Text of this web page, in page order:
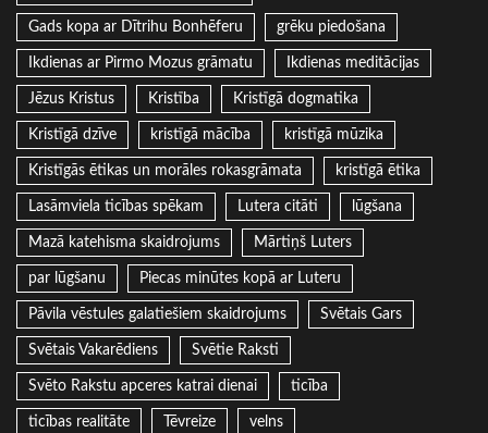
Gads kopa ar Dītrihu Bonhēferu grēku piedošana
Ikdienas ar Pirmo Mozus grāmatu Ikdienas meditācijas
Jēzus Kristus Kristība Kristīgā dogmatika
Kristīgā dzīve kristīgā mācība kristīgā mūzika
Kristīgās ētikas un morāles rokasgrāmata kristīgā ētika
Lasāmviela ticības spēkam Lutera citāti lūgšana
Mazā katehisma skaidrojums Mārtiņš Luters
par lūgšanu Piecas minūtes kopā ar Luteru
Pāvila vēstules galatiešiem skaidrojums Svētais Gars
Svētais Vakarēdiens Svētie Raksti
Svēto Rakstu apceres katrai dienai ticība
ticības realitāte Tēvreize velns